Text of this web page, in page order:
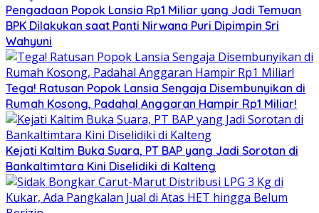
Pengadaan Popok Lansia Rp1 Miliar yang Jadi Temuan
BPK Dilakukan saat Panti Nirwana Puri Dipimpin Sri
Wahyuni
Tega! Ratusan Popok Lansia Sengaja Disembunyikan di
Rumah Kosong, Padahal Anggaran Hampir Rp1 Miliar!
Kejati Kaltim Buka Suara, PT BAP yang Jadi Sorotan di
Bankaltimtara Kini Diselidiki di Kalteng